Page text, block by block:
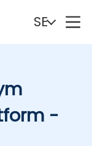
SE
-